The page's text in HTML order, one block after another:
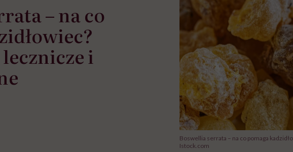
– na co
i
Boswellia serrata – na co pomaga
Istock.com